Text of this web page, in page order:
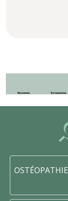
OSTÉOPATHIE